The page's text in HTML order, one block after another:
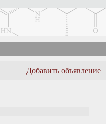
Добавить объявление